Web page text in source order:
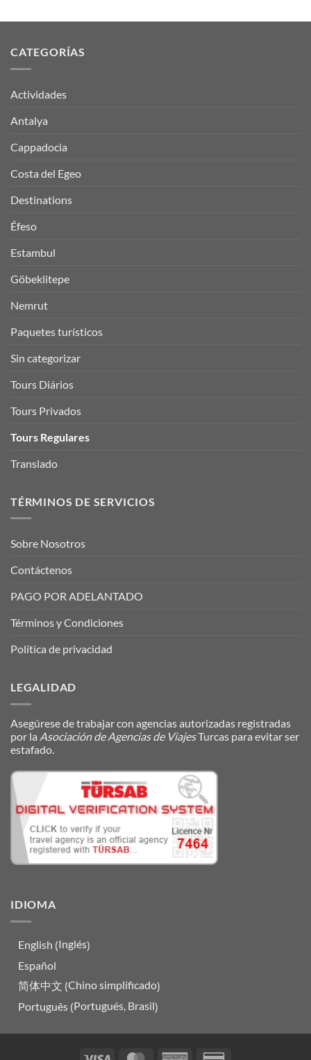
CATEGORÍAS
Actividades
Antalya
Cappadocia
Costa del Egeo
Destinations
Éfeso
Estambul
Göbeklitepe
Nemrut
Paquetes turísticos
Sin categorizar
Tours Diários
Tours Privados
Tours Regulares
Translado
TÉRMINOS DE SERVICIOS
Sobre Nosotros
Contáctenos
PAGO POR ADELANTADO
Términos y Condiciones
Política de privacidad
LEGALIDAD
Asegúrese de trabajar con agencias autorizadas registradas
por la Asociación de Agencias de ViajesTurcas para evitar ser
estafado.
IDIOMA
English (Inglés)
Español
简体中文 (Chino simplificado)
Português (Portugués, Brasil)
Visa MasterCardAmerican